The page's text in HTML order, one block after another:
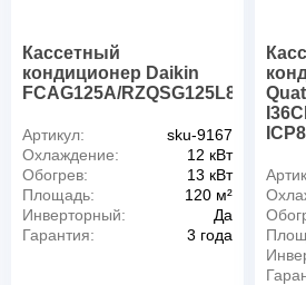
Кассетный
кондиционер Daikin
FCAG125A/RZQSG125L8Y/
Артикул:
sku-9167
Охлаждение:
12 кВт
Обогрев:
13 кВт
Площадь:
120 м²
Инверторный:
Да
Гарантия:
3 года
ICP8